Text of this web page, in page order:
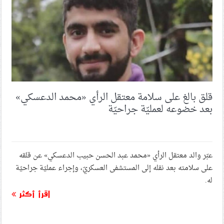
قلق بالغ على سلامة معتقل الرأي «محمد الدعسكي»
بعد خضوعه لعمليّة جراحيّة
عبّر والد معتقل الرأي «محمد عبد الحسن حبيب الدعسكي» عن قلقه
على سلامته بعد نقله إلى المستشفى العسكريّ، وإجراء عمليّة جراحيّة
له.
اقرأ أكثر